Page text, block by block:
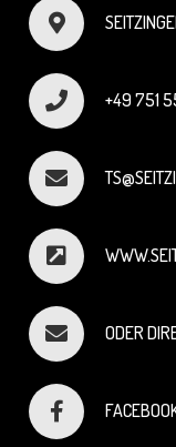
+49 751
ODER